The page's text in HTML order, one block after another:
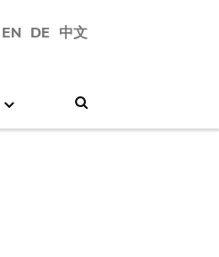
EN DE 中文